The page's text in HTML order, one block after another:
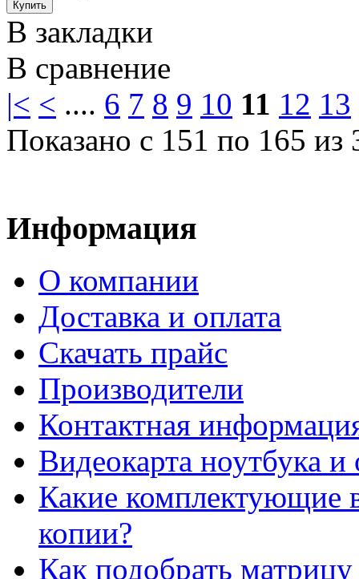
В закладки
В сравнение
|< < .... 6 7 8 9 10 11 12 13
Показано с 151 по 165 из
Информация
О компании
Доставка и оплата
Cкачать прайс
Производители
Контактная
Видеокарта ноутбука
Какие комплектующие
копии?
Как подобрать